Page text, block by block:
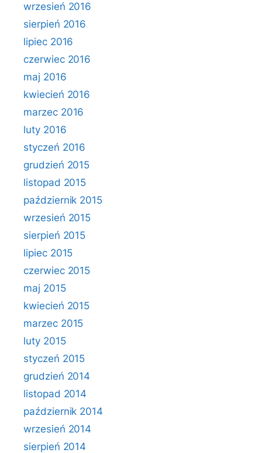
wrzesień 2016
sierpień 2016
lipiec 2016
czerwiec 2016
maj 2016
kwiecień 2016
marzec 2016
luty 2016
styczeń 2016
grudzień 2015
listopad 2015
październik 2015
wrzesień 2015
sierpień 2015
lipiec 2015
czerwiec 2015
maj 2015
kwiecień 2015
marzec 2015
luty 2015
styczeń 2015
grudzień 2014
listopad 2014
październik 2014
wrzesień 2014
sierpień 2014